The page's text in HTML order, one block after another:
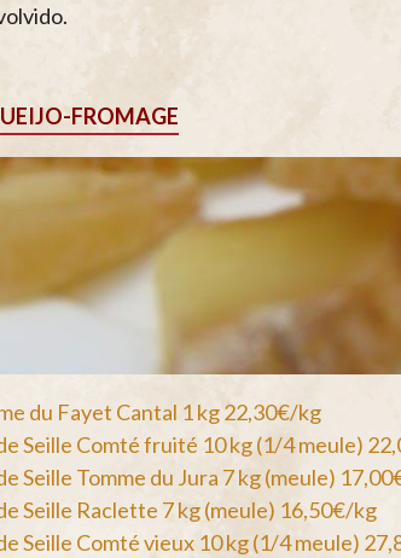
FROMAGE
du Fayet Cantal 1 kg 22,30€/kg
Seille Comté fruité 10 kg (1/4 meule)
Seille Tomme du Jura 7 kg (meule)
Seille Raclette 7 kg (meule) 16,50€/kg
Seille Comté vieux 10 kg (1/4 meule)